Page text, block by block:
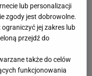
lub personalizacji
zgody jest dobrowolne.
jej zakres lub
przejdź do
także do celów
funkcjonowania